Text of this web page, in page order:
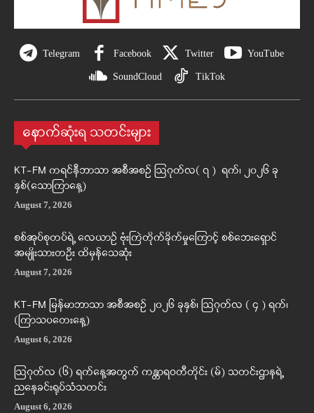
Telegram Facebook Twitter YouTube
SoundCloud TikTok
နောက်ဆုံးရ သတင်းများ
KT-FM ကရင်နီဘာသာ အစီအစဉ် ဩဂုတ်လ( ၇ ) ရက်၊ ၂၀၂၆ ခု
နှစ်(သောကြာနေ့)
August 7, 2026
စစ်အုပ်စုတပ်ရဲ့ လေယာဉ် ဗုံးကြဲတိုက်ခိုက်မှုကြောင့် စစ်ဘေးရှောင်
အမျိုးသားတဦး ထိမှန်သေဆုံး
August 7, 2026
KT-FM မြန်မာဘာသာ အစီအစဉ် ၂၀၂၆ ခုနှစ်၊ ဩဂုတ်လ ( ၄ ) ရက်၊
(ကြာသပတေးနေ့)
August 6, 2026
ဩဂုတ်လ (၆) ရက်နေ့အတွက် ကန္တာရဝတီတိုင်း (မ်) သတင်းဌာနရဲ့
ညနေခင်းရုပ်သံသတင်း
August 6, 2026